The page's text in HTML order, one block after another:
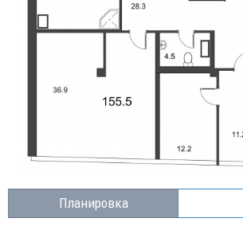
Планировка